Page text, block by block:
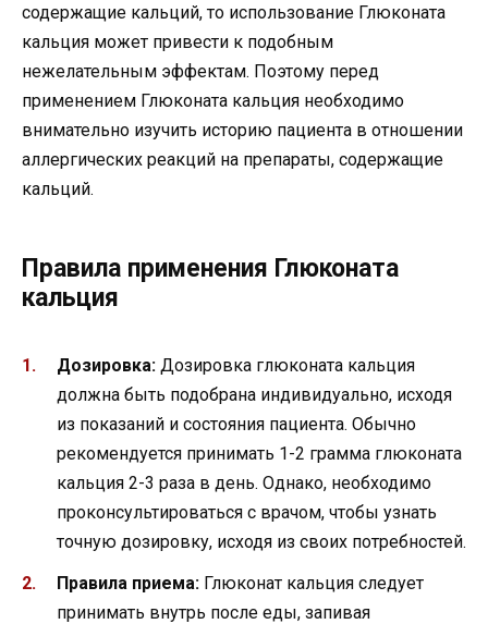
содержащие кальций, то использование Глюконата
кальция может привести к подобным
нежелательным эффектам. Поэтому перед
применением Глюконата кальция необходимо
внимательно изучить историю пациента в отношении
аллергических реакций на препараты, содержащие
кальций.
Правила применения Глюконата
кальция
Дозировка: Дозировка глюконата кальция
должна быть подобрана индивидуально, исходя
из показаний и состояния пациента. Обычно
рекомендуется принимать 1-2 грамма глюконата
кальция 2-3 раза в день. Однако, необходимо
проконсультироваться с врачом, чтобы узнать
точную дозировку, исходя из своих потребностей.
Правила приема: Глюконат кальция следует
принимать внутрь после еды, запивая